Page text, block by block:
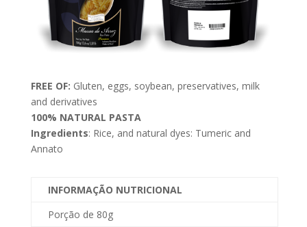
FREE OF: Gluten, eggs, soybean, preservatives, milk
and derivatives
100% NATURAL PASTA
Ingredients: Rice, and natural dyes: Tumeric and
Annato
INFORMAÇÃO NUTRICIONAL
Porção de 80g